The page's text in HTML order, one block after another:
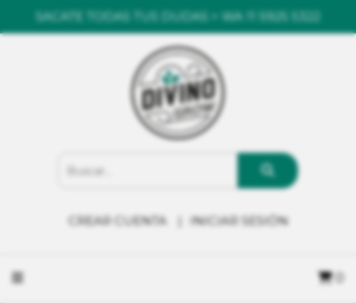
SACATE TODAS TUS DUDAS > WA 11 5925 5322
CREAR CUENTA INICIAR SESIÓN